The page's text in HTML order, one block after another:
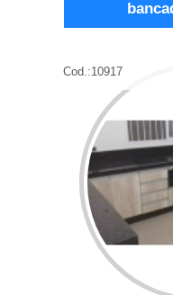
Cod.:10917